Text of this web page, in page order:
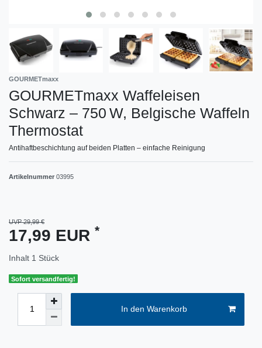
GOURMETmaxx
GOURMETmaxx Waffeleisen
Schwarz – 750 W, Belgische Waffeln
Thermostat
Antihaftbeschichtung auf beiden Platten – einfache Reinigung
Artikelnummer 03995
UVP 29,99 €
17,99 EUR *
Inhalt 1 Stück
Sofort versandfertig!
In den Warenkorb